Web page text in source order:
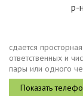
р-н
сдается
ответственных и
пары или одного
проживание с
комнате...